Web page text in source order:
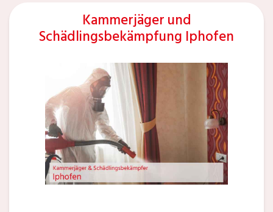
Kammerjäger und
Schädlingsbekämpfung Iphofen